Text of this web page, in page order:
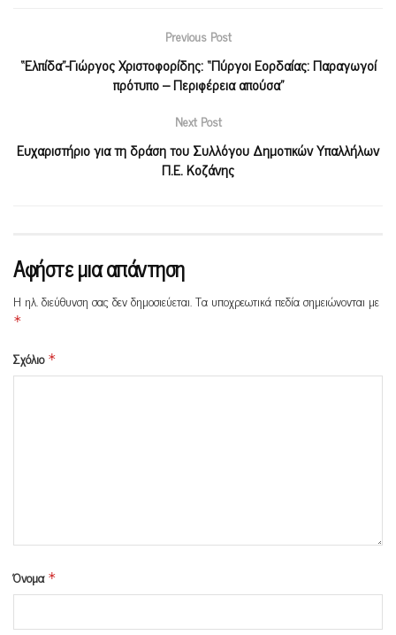
Previous Post
“Ελπίδα”-Γιώργος Χριστοφορίδης: “Πύργοι Εορδαίας: Παραγωγοί
πρότυπο – Περιφέρεια απούσα”
Next Post
Ευχαριστήριο για τη δράση του Συλλόγου Δημοτικών Υπαλλήλων
Π.Ε. Κοζάνης
Αφήστε μια απάντηση
Η ηλ. διεύθυνση σας δεν δημοσιεύεται.Τα υποχρεωτικά πεδία σημειώνονται με
*
Σχόλιο *
Όνομα *